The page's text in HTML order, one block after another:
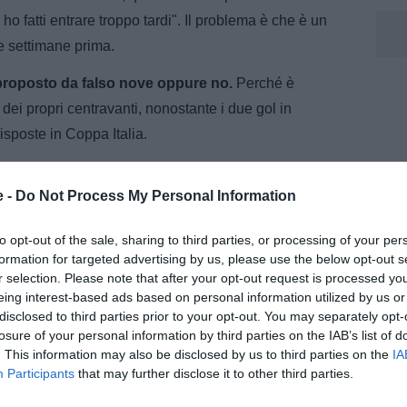
- Do Not Process My Personal Information
opt-out of the sale, sharing to third parties, or processing of your
for targeted advertising by us, please use the below opt-out
selection. Please note that after your opt-out request is processed
interest-based ads based on personal information utilized by us
to third parties prior to your opt-out. You may separately
of your personal information by third parties on the IAB’s list of
This information may also be disclosed by us to third parties on the
Participants that may further disclose it to other third parties.
fatti entrare troppo tardi". Il problema è che è un
settimane prima.
da falso nove oppure no. Perché è
propri centravanti, nonostante i due gol in
in Coppa Italia.
e TuttoMercatoWeb.com, dove segue l’attualità
tra notizie, approfondimenti e aggiornamenti dedicati